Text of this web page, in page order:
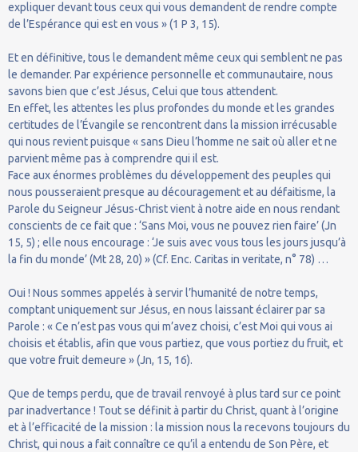
expliquer devant tous ceux qui vous demandent de rendre compte
de l’Espérance qui est en vous » (1 P 3, 15).
Et en définitive, tous le demandent même ceux qui semblent ne pas
le demander. Par expérience personnelle et communautaire, nous
savons bien que c’est Jésus, Celui que tous attendent.
En effet, les attentes les plus profondes du monde et les grandes
certitudes de l’Évangile se rencontrent dans la mission irrécusable
qui nous revient puisque « sans Dieu l’homme ne sait où aller et ne
parvient même pas à comprendre qui il est.
Face aux énormes problèmes du développement des peuples qui
nous pousseraient presque au découragement et au défaitisme, la
Parole du Seigneur Jésus-Christ vient à notre aide en nous rendant
conscients de ce fait que : ‘Sans Moi, vous ne pouvez rien faire’ (Jn
15, 5) ; elle nous encourage : ‘Je suis avec vous tous les jours jusqu’à
la fin du monde’ (Mt 28, 20) » (Cf. Enc. Caritas in veritate, n° 78) …
Oui ! Nous sommes appelés à servir l’humanité de notre temps,
comptant uniquement sur Jésus, en nous laissant éclairer par sa
Parole : « Ce n’est pas vous qui m’avez choisi, c’est Moi qui vous ai
choisis et établis, afin que vous partiez, que vous portiez du fruit, et
que votre fruit demeure » (Jn, 15, 16).
Que de temps perdu, que de travail renvoyé à plus tard sur ce point
par inadvertance ! Tout se définit à partir du Christ, quant à l’origine
et à l’efficacité de la mission : la mission nous la recevons toujours du
Christ, qui nous a fait connaître ce qu’il a entendu de Son Père, et